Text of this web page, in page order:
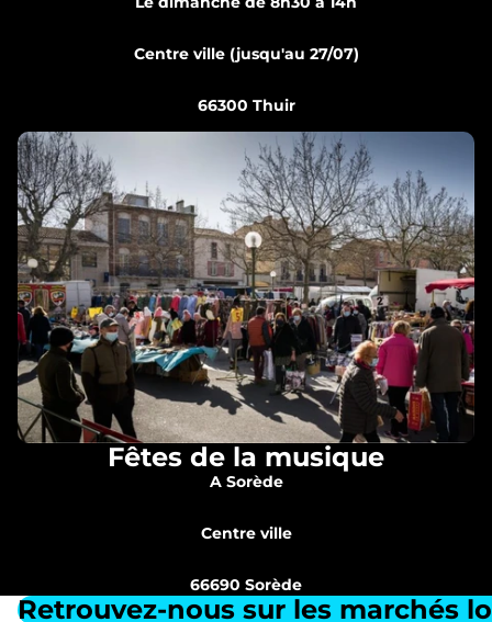
Centre ville (jusqu'au 27/07)
66300 Thuir
Fêtes de la musique
A Sorède
Centre ville
66690 Sorède
Retrouvez-nous sur les marchés